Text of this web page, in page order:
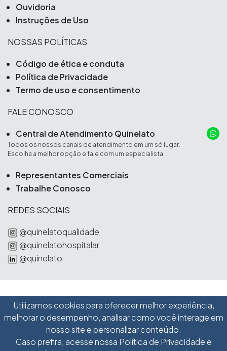
Ouvidoria
Instruções de Uso
NOSSAS POLÍTICAS
Código de ética e conduta
Política de Privacidade
Termo de uso e consentimento
FALE CONOSCO
Central de Atendimento Quinelato
Todos os nossos canais de atendimento em um só lugar.
Escolha a melhor opção e fale com um especialista
Representantes Comerciais
Trabalhe Conosco
REDES SOCIAIS
@quinelatoqualidade
@quinelatohospitalar
@quinelato
Schobell Industrial Ltda
Avenida Pennwalt, 285
Utilizamos cookies para oferecer melhor experiência,
melhorar o desempenho, analisar como você interage em
nosso site e personalizar conteúdo.
Caso prefira, acesse nossa Política de Privacidade e